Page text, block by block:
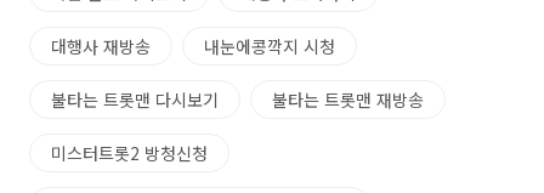
대행사 재방송 내눈에콩깍지 시청
불타는 트롯맨 다시보기 불타는 트롯맨 재방송
미스터트롯2 방청신청